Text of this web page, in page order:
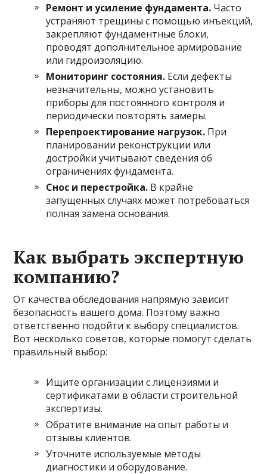
Ремонт и усиление фундамента. Часто
устраняют трещины с помощью инъекций,
закрепляют фундаментные блоки,
проводят дополнительное армирование
или гидроизоляцию.
Мониторинг состояния. Если дефекты
незначительны, можно установить
приборы для постоянного контроля и
периодически повторять замеры.
Перепроектирование нагрузок. При
планировании реконструкции или
достройки учитывают сведения об
ограничениях фундамента.
Снос и перестройка. В крайне
запущенных случаях может потребоваться
полная замена основания.
Как выбрать экспертную
компанию?
От качества обследования напрямую зависит
безопасность вашего дома. Поэтому важно
ответственно подойти к выбору специалистов.
Вот несколько советов, которые помогут сделать
правильный выбор:
Ищите организации с лицензиями и
сертификатами в области строительной
экспертизы.
Обратите внимание на опыт работы и
отзывы клиентов.
Уточните используемые методы
диагностики и оборудование.